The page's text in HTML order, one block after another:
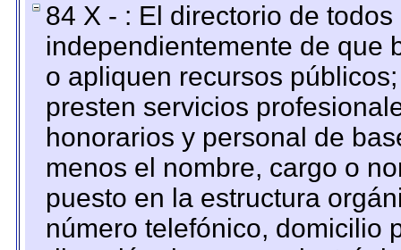
84 X - : El directorio de
independientemente de que
o apliquen recursos
presten servicios
honorarios y personal de
menos el nombre, cargo o
puesto en la estructura
número telefónico, domicilio